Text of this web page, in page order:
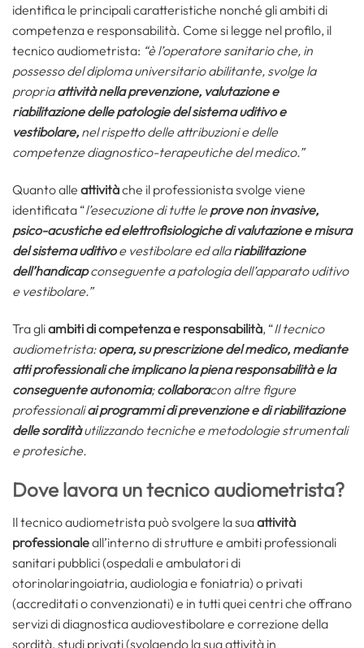
identifica le principali caratteristiche nonché gli ambiti di
competenza e responsabilità. Come si legge nel profilo, il
tecnico audiometrista: “è l’operatore sanitario che, in
possesso del diploma universitario abilitante, svolge la
propriaattività nella prevenzione, valutazione e
riabilitazione delle patologie del sistema uditivo e
vestibolare, nel rispetto delle attribuzioni e delle
competenze diagnostico-terapeutiche del medico.”
Quanto alle attivitàche il professionista svolge viene
identificata “l’esecuzione di tutte leprove non invasive,
psico-acustiche ed elettrofisiologiche di valutazione e misura
del sistema uditivoe vestibolare ed allariabilitazione
dell’handicapconseguente a patologia dell’apparato uditivo
e vestibolare.”
Tra gliambiti di competenza e responsabilità, “Il tecnico
audiometrista:opera, su prescrizione del medico, mediante
atti professionali che implicano la piena responsabilità e la
conseguente autonomia;collaboracon altre figure
professionaliai programmi di prevenzione e di riabilitazione
delle sorditàutilizzando tecniche e metodologie strumentali
e protesiche.
Dove lavora un tecnico audiometrista?
Il tecnico audiometrista può svolgere la suaattività
professionaleall’interno di strutture e ambiti professionali
sanitari pubblici (ospedali e ambulatori di
otorinolaringoiatria, audiologia e foniatria) o privati
(accreditati o convenzionati) e in tutti quei centri che offrano
servizi di diagnostica audiovestibolare e correzione della
sordità, studi privati (svolgendo la sua attività in